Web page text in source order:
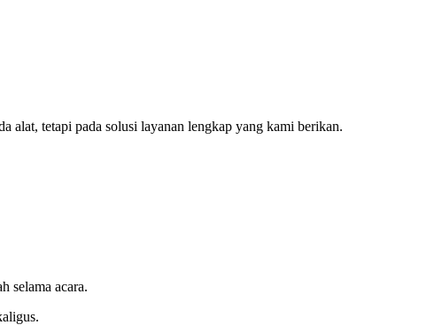
alat, tetapi pada solusi layanan lengkap yang kami berikan.
selama acara.